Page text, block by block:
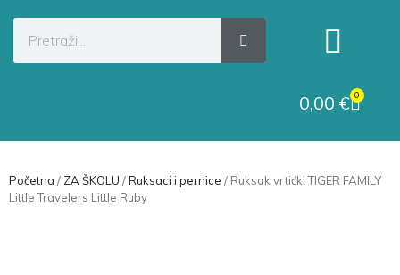
0,00 € 0
Početna / ZA ŠKOLU /Ruksaci i pernice / Ruksak vrtićki TIGER FAMILY
Little Travelers Little Ruby